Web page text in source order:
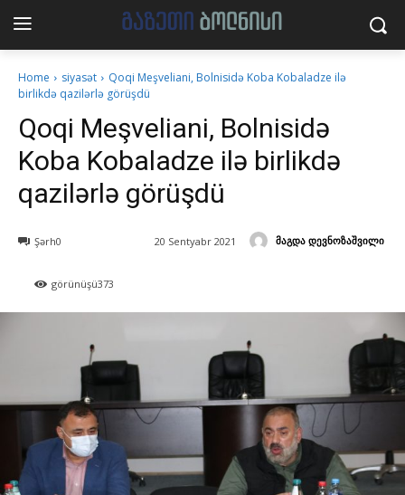
Home siyasət
Qoqi Meşveliani, Bolnisidə Koba Kobaladze ilə
birlikdə qazilərlə görüşdü
Qoqi Meşveliani, Bolnisidə
Koba Kobaladze ilə birlikdə
qazilərlə görüşdü
მაგდა დევნოზაშვილი
20 Sentyabr 2021
Şərh0
görünüşü373